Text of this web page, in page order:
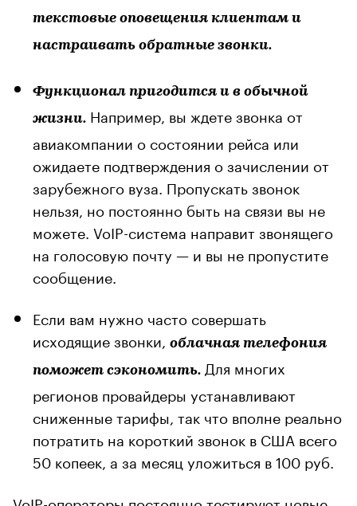
текстовые оповещения клиентам и
настраивать обратные звонки.
Функционал пригодится и в обычной
жизни. Например, вы ждете звонка от
авиакомпании о состоянии рейса или
ожидаете подтверждения о зачислении от
зарубежного вуза. Пропускать звонок
нельзя, но постоянно быть на связи вы не
можете. VoIP-система направит звонящего
на голосовую почту — и вы не пропустите
сообщение.
Если вам нужно часто совершать
исходящие звонки, облачная телефония
поможет сэкономить. Для многих
регионов провайдеры устанавливают
сниженные тарифы, так что вполне реально
потратить на короткий звонок в США всего
50 копеек, а за месяц уложиться в 100 руб.